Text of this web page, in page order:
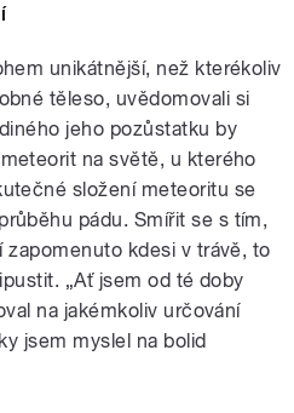
unikátnější, než kterékoliv
těleso, uvědomovali si
jeho pozůstatku by
na světě, u kterého
složení meteoritu se
pádu. Smířit se s tím,
kdesi v trávě, to
„Ať jsem od té doby
na jakémkoliv určování
jsem myslel na bolid